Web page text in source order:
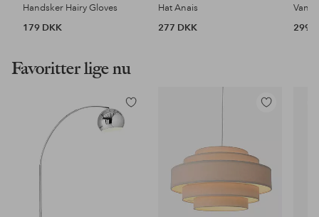
Handsker Hairy Gloves
179 DKK
Hat Anais
277 DKK
299
Favoritter lige nu
Tilføj
til
Tilføj